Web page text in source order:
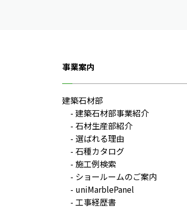
事業案内
建築石材部
建築石材部事業紹介
石材生産部紹介
選ばれる理由
石種カタログ
施工例検索
ショールームのご案内
uniMarblePanel
工事経歴書